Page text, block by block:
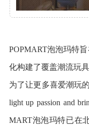
POPMART泡泡玛特
化构建了覆盖潮流玩
为了让更多喜爱潮玩
light up passion and
MART泡泡玛特已在